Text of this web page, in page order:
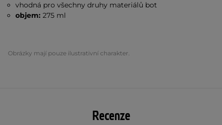
vhodná pro všechny druhy materiálů bot
objem:275 ml
Obrázky mají pouze ilustrativní charakter.
Recenze